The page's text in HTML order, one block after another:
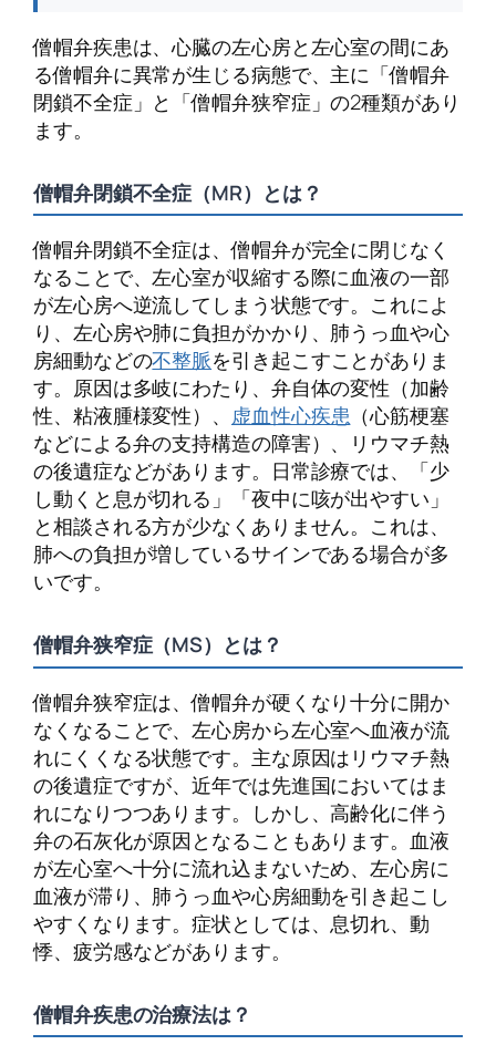
僧帽弁疾患は、心臓の左心房と左心室の間にあ
る僧帽弁に異常が生じる病態で、主に「僧帽弁
閉鎖不全症」と「僧帽弁狭窄症」の2種類があり
ます。
僧帽弁閉鎖不全症（MR）とは？
僧帽弁閉鎖不全症は、僧帽弁が完全に閉じなく
なることで、左心室が収縮する際に血液の一部
が左心房へ逆流してしまう状態です。これによ
り、左心房や肺に負担がかかり、肺うっ血や心
房細動などの不整脈を引き起こすことがありま
す。原因は多岐にわたり、弁自体の変性（加齢
性、粘液腫様変性）、 虚血性心疾患 （心筋梗塞
などによる弁の支持構造の障害）、リウマチ熱
の後遺症などがあります。日常診療では、「少
し動くと息が切れる」「夜中に咳が出やすい」
と相談される方が少なくありません。これは、
肺への負担が増しているサインである場合が多
いです。
僧帽弁狭窄症（MS）とは？
僧帽弁狭窄症は、僧帽弁が硬くなり十分に開か
なくなることで、左心房から左心室へ血液が流
れにくくなる状態です。主な原因はリウマチ熱
の後遺症ですが、近年では先進国においてはま
れになりつつあります。しかし、高齢化に伴う
弁の石灰化が原因となることもあります。血液
が左心室へ十分に流れ込まないため、左心房に
血液が滞り、肺うっ血や心房細動を引き起こし
やすくなります。症状としては、息切れ、動
悸、疲労感などがあります。
僧帽弁疾患の治療法は？